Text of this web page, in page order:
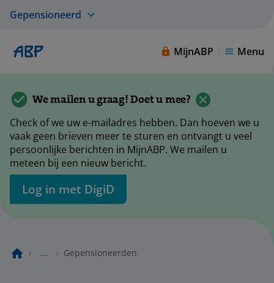
Gepensioneerd
MijnABP Menu
We mailen u graag! Doet u mee?
Check of we uw e-mailadres hebben. Dan hoeven we u
vaak geen brieven meer te sturen en ontvangt u veel
persoonlijke berichten in MijnABP. We mailen u
meteen bij een nieuw bericht.
Log in met DigiD
... Gepensioneerden